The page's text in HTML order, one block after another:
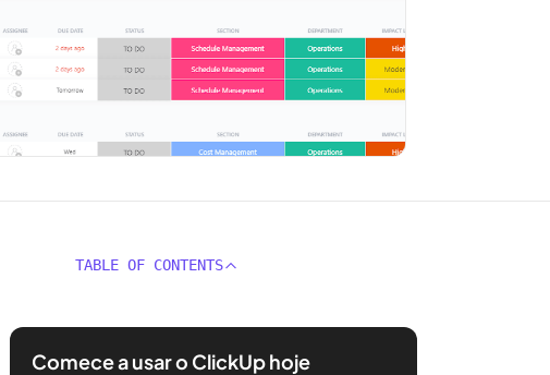
TABLE OF CONTENTS
Comece a usar o ClickUp hoje